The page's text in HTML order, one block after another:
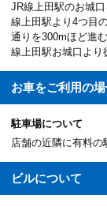
JR線上田駅のお城
線上田駅より4つ目
通りを300mほど進
線上田駅お城口より
お車をご利用の
駐車場について
店舗の近隣に有料の
ビルについて